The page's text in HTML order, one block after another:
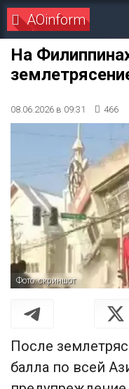
AOinform
На
08.06.2026 в 09:31 466
Фото: скриншот
После
балла по всей